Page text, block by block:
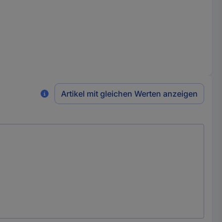
Artikel mit gleichen Werten anzeigen